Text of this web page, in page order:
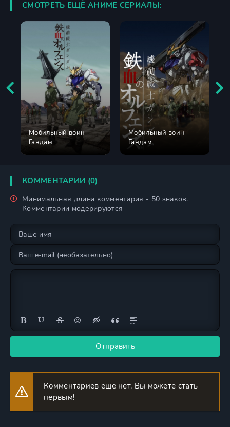
СМОТРЕТЬ ЕЩЁ АНИМЕ СЕРИАЛЫ:
Мобильный воин
Гандам:
Мобильный воин
Гандам:
КОММЕНТАРИИ (0)
Минимальная длина комментария - 50 знаков.
Комментарии модерируются
Отправить
Комментариев еще нет. Вы можете стать
первым!